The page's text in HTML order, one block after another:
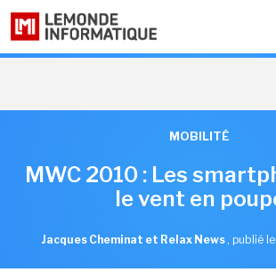
MOBILITÉ
MWC 2010 : Les
le vent en
Jacques Cheminat et Relax News , publié